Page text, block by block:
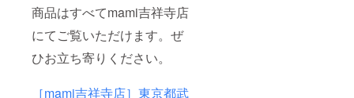
商品はすべてmami吉祥寺店
にてご覧いただけます。ぜ
ひお立ち寄りください。
［mami吉祥寺店］東京都武